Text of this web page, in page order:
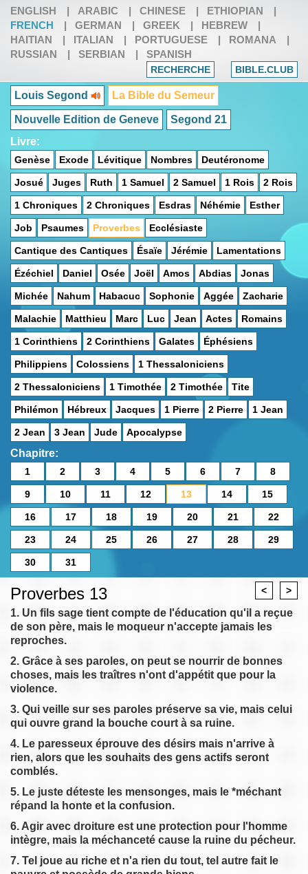
ENGLISH | ARABIC | CHINESE | ETHIOPIAN
|
FRENCH
| GERMAN | GREEK | HEBREW
|
HAITIAN
| ITALIAN | PORTUGUESE | ROMANA
|
RUSSIAN
| SERBIAN | SPANISH
RECHERCHE BIBLE.CLUB
Louis Segond La Bible du Semeur
Nouvelle Edition de Geneve
Segond 21
Livre:
Genèse Exode Lévitique Nombres Deutéronome
Josué Juges Ruth 1 Samuel 2 Samuel 1 Rois 2 Rois
1 Chroniques 2 Chroniques Esdras Néhémie Esther
Job Psaumes Proverbes Ecclésiaste
Cantique des Cantiques Ésaïe Jérémie Lamentations
Ézéchiel Daniel Osée Joël Amos Abdias Jonas
Michée Nahum Habacuc Sophonie Aggée Zacharie
Malachie Matthieu Marc Luc Jean Actes Romains
1 Corinthiens 2 Corinthiens Galates Éphésiens
Philippiens Colossiens 1 Thessaloniciens
2 Thessaloniciens 1 Timothée 2 Timothée Tite
Philémon Hébreux Jacques 1 Pierre 2 Pierre 1 Jean
2 Jean 3 Jean Jude Apocalypse
Chapitre:
1 2 3 4 5 6 7 8
9 10 11 12 13 14 15
16 17 18 19 20 21 22
23 24 25 26 27 28 29
30 31
< >
Proverbes 13
1. Un fils sage tient compte de l'éducation qu'il a reçue
de son père, mais le moqueur n'accepte jamais les
reproches.
2. Grâce à ses paroles, on peut se nourrir de bonnes
choses, mais les traîtres n'ont d'appétit que pour la
violence.
3. Qui veille sur ses paroles préserve sa vie, mais celui
qui ouvre grand la bouche court à sa ruine.
4. Le paresseux éprouve des désirs mais n'arrive à
rien, alors que les souhaits des gens actifs seront
comblés.
5. Le juste déteste les mensonges, mais le *méchant
répand la honte et la confusion.
6. Agir avec droiture est une protection pour l'homme
intègre, mais la méchanceté cause la ruine du pécheur.
7. Tel joue au riche et n'a rien du tout, tel autre fait le